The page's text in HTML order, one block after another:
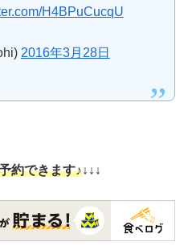
H4BPuCucqU
2016年3月28日
約できます♪↓↓↓